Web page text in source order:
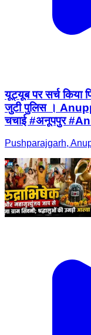
यूट्यूब पर सर्च किया
जुटी पुलिस ।
चचाई #अनूपपुर
Pushparajgarh,